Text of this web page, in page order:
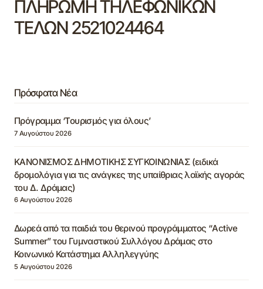
ΠΛΗΡΩΜΗ ΤΗΛΕΦΩΝΙΚΩΝ
ΤΕΛΩΝ 2521024464
Πρόσφατα Νέα
Πρόγραμμα ‘Τουρισμός για όλους’
7 Αυγούστου 2026
ΚΑΝΟΝΙΣΜΟΣ ΔΗΜΟΤΙΚΗΣ ΣΥΓΚΟΙΝΩΝΙΑΣ (ειδικά
δρομολόγια για τις ανάγκες της υπαίθριας λαϊκής αγοράς
του Δ. Δράμας)
6 Αυγούστου 2026
Δωρεά από τα παιδιά του θερινού προγράμματος “Active
Summer” του Γυμναστικού Συλλόγου Δράμας στο
Κοινωνικό Κατάστημα Αλληλεγγύης
5 Αυγούστου 2026